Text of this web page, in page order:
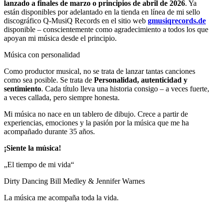
lanzado a finales de marzo o principios de abril de 2026. Ya
están disponibles por adelantado en la tienda en línea de mi sello
discográfico Q-MusiQ Records en el sitio web gmusiqrecords.de
disponible – conscientemente como agradecimiento a todos los que
apoyan mi música desde el principio.
Música con personalidad
Como productor musical, no se trata de lanzar tantas canciones
como sea posible. Se trata de Personalidad, autenticidad y
sentimiento. Cada título lleva una historia consigo – a veces fuerte,
a veces callada, pero siempre honesta.
Mi música no nace en un tablero de dibujo. Crece a partir de
experiencias, emociones y la pasión por la música que me ha
acompañado durante 35 años.
¡Siente la música!
„El tiempo de mi vida“
Dirty Dancing Bill Medley & Jennifer Warnes
La música me acompaña toda la vida.